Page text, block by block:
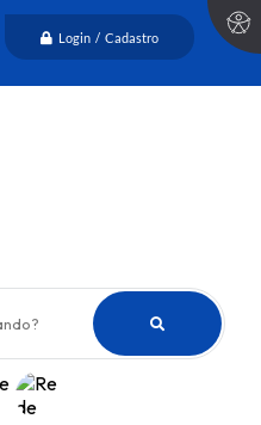
Login / Cadastro